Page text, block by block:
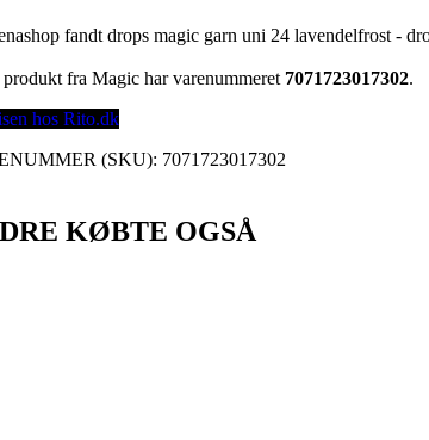
fandt drops magic garn uni 24 lavendelfrost -
fra Magic har varenummeret 7071723017302.
hos Rito.dk
(SKU): 7071723017302
KØBTE OGSÅ